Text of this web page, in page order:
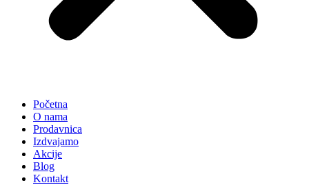
Početna
O nama
Prodavnica
Izdvajamo
Akcije
Blog
Kontakt